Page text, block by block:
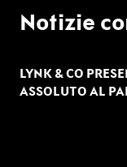
Notizie
LYNK & CO
ASSOLUTO AL